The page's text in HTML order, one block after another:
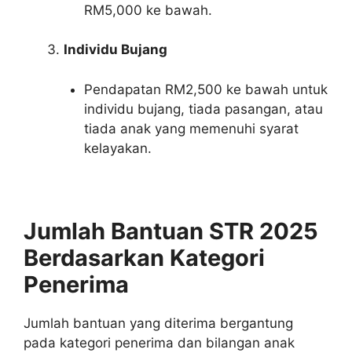
RM5,000 ke bawah.
Individu Bujang
Pendapatan RM2,500 ke bawah untuk
individu bujang, tiada pasangan, atau
tiada anak yang memenuhi syarat
kelayakan.
Jumlah Bantuan STR 2025
Berdasarkan Kategori
Penerima
Jumlah bantuan yang diterima bergantung
pada kategori penerima dan bilangan anak